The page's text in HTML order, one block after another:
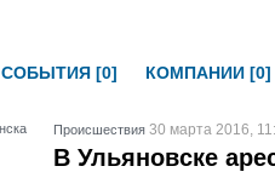
СОБЫТИЯ [0] КОМПАНИИ [0]
Проиcшествия 30 марта 2016,
В Ульяновске